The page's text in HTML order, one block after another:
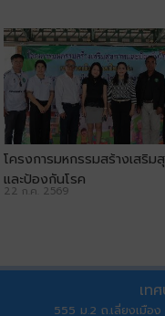
โครงการมหกรรมสร้างเสริม
และป้องกันโรค
22 ก.ค. 2569
เท
555 ม.2 ถ.เลี่ยงเมือ